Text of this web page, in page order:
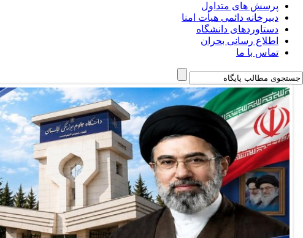
پرسش های متداول
دبیرخانه دائمی هیأت امنا
دستاوردهای دانشگاه
اطلاع رسانی بحران
تماس با ما